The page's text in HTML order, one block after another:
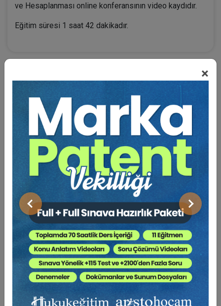
×
Önceki Sonraki
ve Hesaplanması online konferansının video kaydıdır.
Eğitim süresi 1 saat 42 dakikadır.
BENZER VIDEO EĞITIMLER
Video Eğitim Abonesi Ol: Sadece 5490 TL / Yıllık
Tüketici Hukuku Enstitüsü